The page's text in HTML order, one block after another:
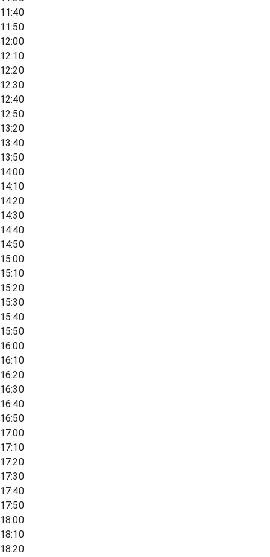
11:40
11:50
12:00
12:10
12:20
12:30
12:40
12:50
13:20
13:40
13:50
14:00
14:10
14:20
14:30
14:40
14:50
15:00
15:10
15:20
15:30
15:40
15:50
16:00
16:10
16:20
16:30
16:40
16:50
17:00
17:10
17:20
17:30
17:40
17:50
18:00
18:10
18:20